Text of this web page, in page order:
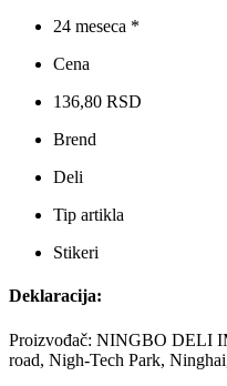
24 meseca *
Cena
136,80 RSD
Brend
Deli
Tip artikla
Stikeri
Deklaracija:
Proizvođač: NINGBO DELI
road, Nigh-Tech Park,